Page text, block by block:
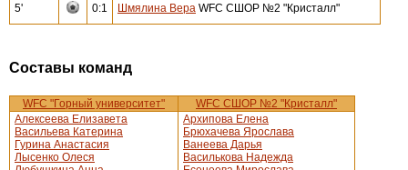
5' 0:1 Шмялина Вера WFC СШОР №2 "Кристалл"
Составы команд
WFC "Горный университет"
WFC СШОР №2 "Кристалл"
Алексеева Елизавета
Васильева Катерина
Гурина Анастасия
Лысенко Олеся
Архипова Елена
Брюхачева Ярослава
Ванеева Дарья
Василькова Надежда